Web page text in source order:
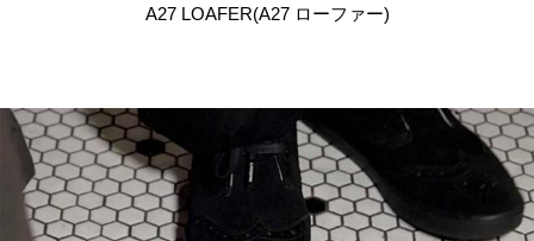
A27 LOAFER(A27 ローファー)